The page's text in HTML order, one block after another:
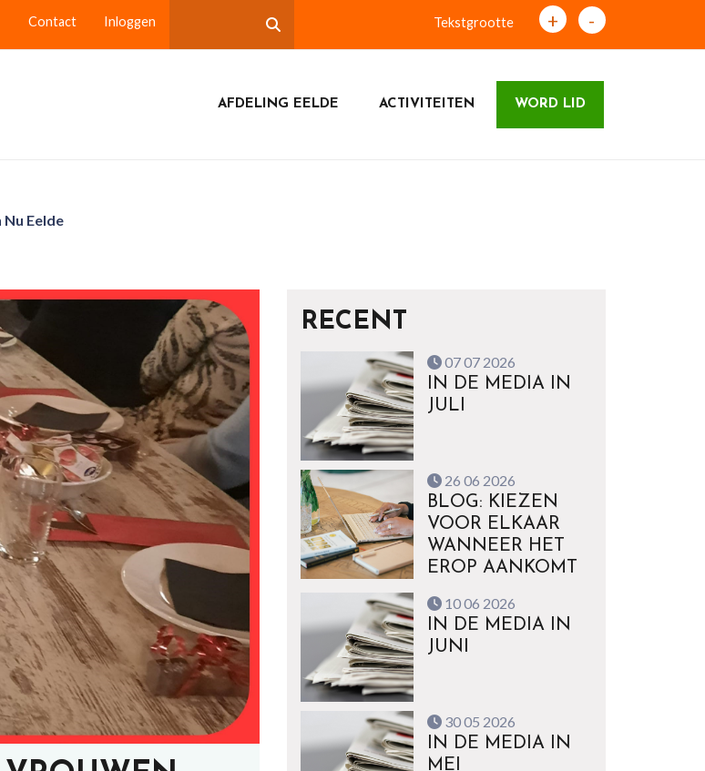
Contact Inloggen Tekstgrootte + -
AFDELING EELDE ACTIVITEITEN WORD LID
Eelde
RECENT
07 07 2026
IN DE MEDIA IN
JULI
26 06 2026
BLOG: KIEZEN
VOOR ELKAAR
WANNEER HET
EROP AANKOMT
10 06 2026
IN DE MEDIA IN
JUNI
30 05 2026
IN DE MEDIA IN
MEI